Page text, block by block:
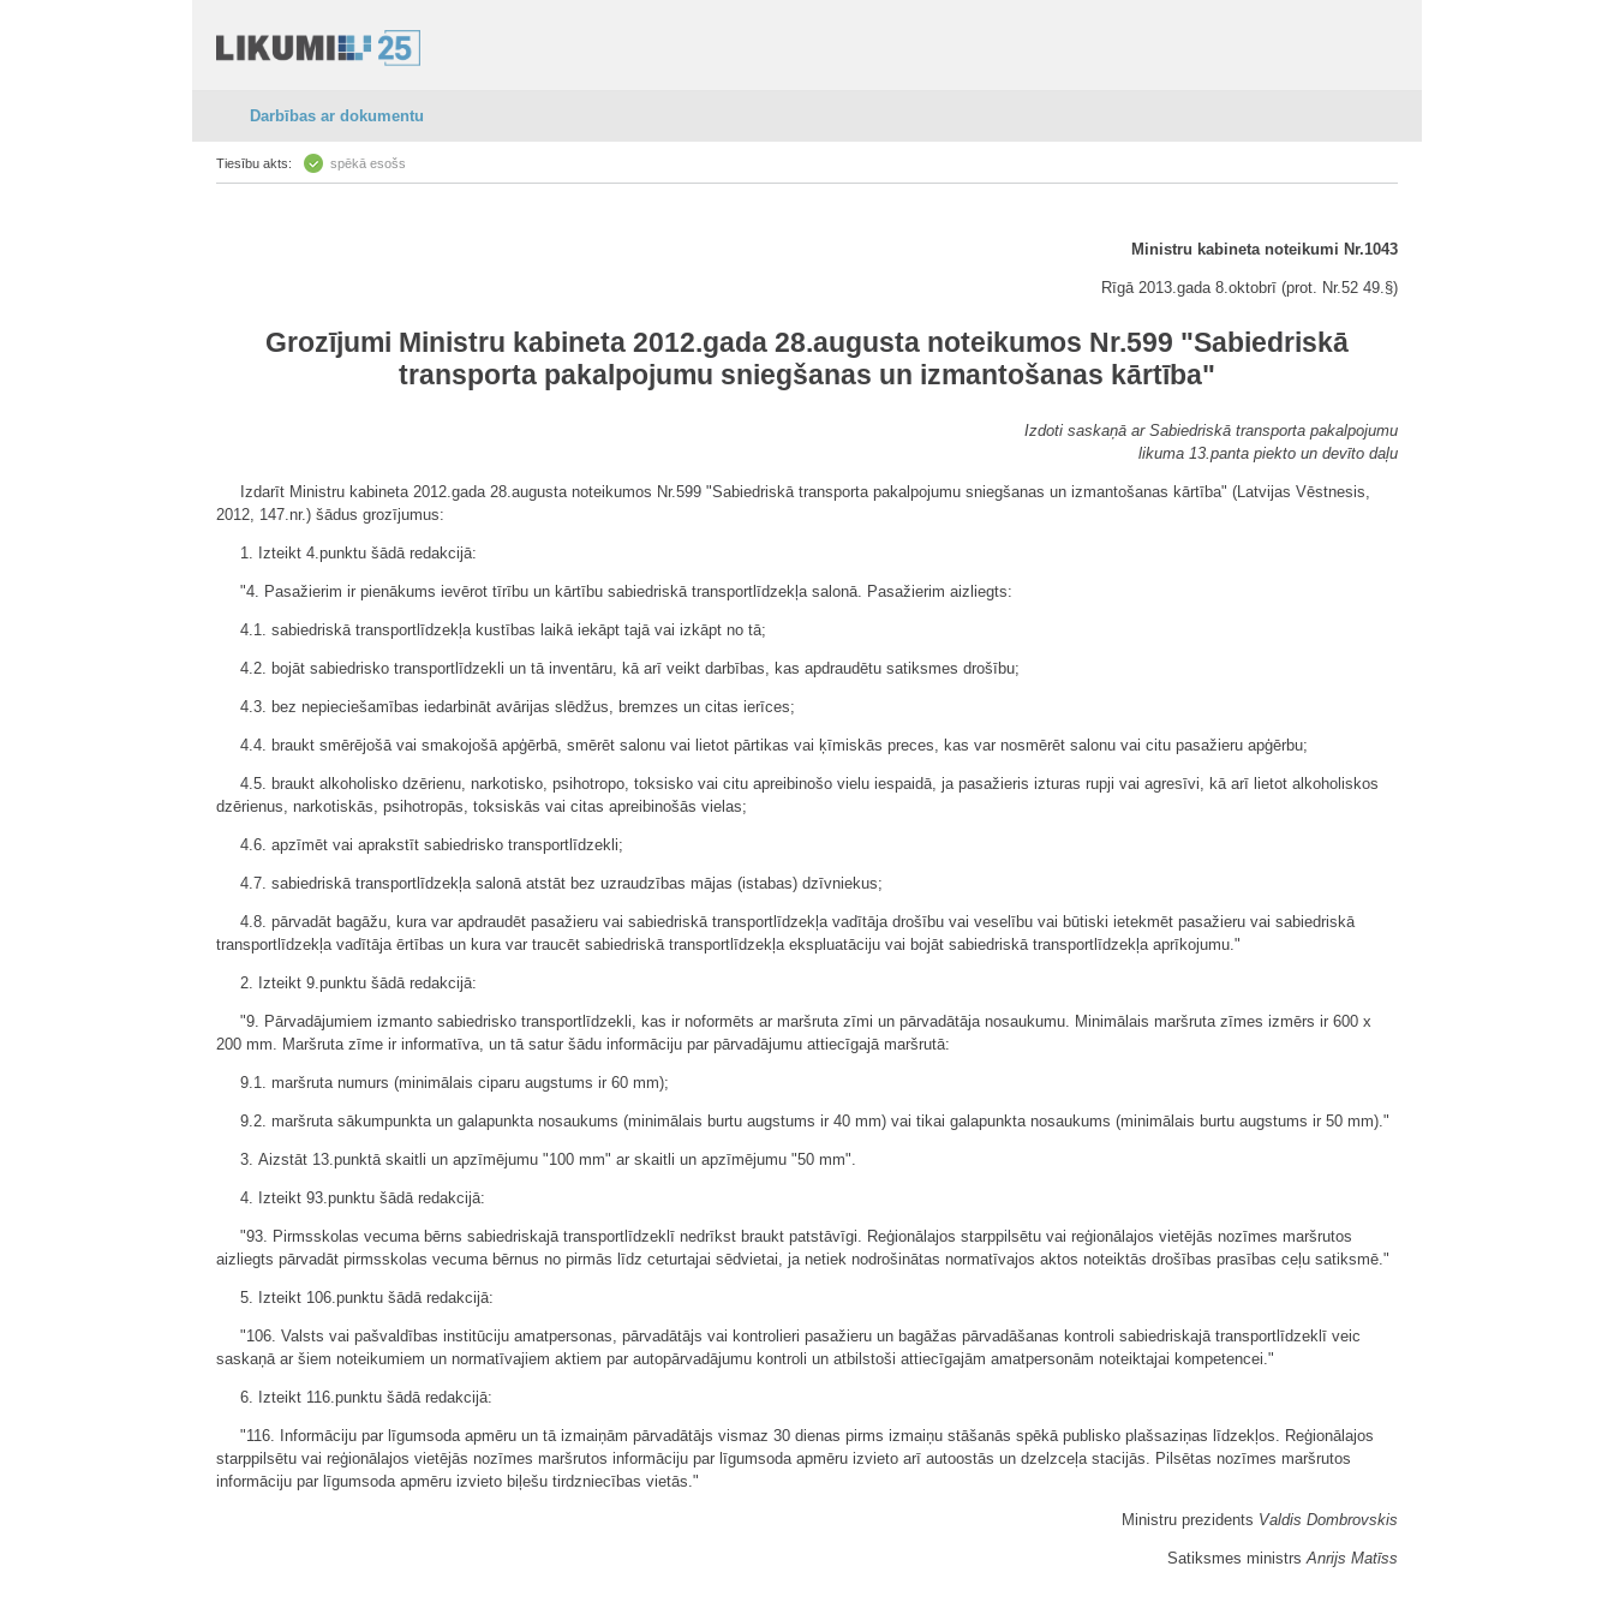
Darbības ar dokumentu
Tiesību akts: spēkā esošs
Ministru kabineta noteikumi Nr.1043
Rīgā 2013.gada 8.oktobrī (prot. Nr.52 49.§)
Grozījumi Ministru kabineta 2012.gada 28.augusta noteikumos Nr.599 "Sabiedriskā
transporta pakalpojumu sniegšanas un izmantošanas kārtība"
Izdoti saskaņā ar Sabiedriskā transporta pakalpojumu
likuma 13.panta piekto un devīto daļu
Izdarīt Ministru kabineta 2012.gada 28.augusta noteikumos Nr.599 "Sabiedriskā transporta pakalpojumu sniegšanas un izmantošanas kārtība" (Latvijas Vēstnesis,
2012, 147.nr.) šādus grozījumus:
1. Izteikt 4.punktu šādā redakcijā:
"4. Pasažierim ir pienākums ievērot tīrību un kārtību sabiedriskā transportlīdzekļa salonā. Pasažierim aizliegts:
4.1. sabiedriskā transportlīdzekļa kustības laikā iekāpt tajā vai izkāpt no tā;
4.2. bojāt sabiedrisko transportlīdzekli un tā inventāru, kā arī veikt darbības, kas apdraudētu satiksmes drošību;
4.3. bez nepieciešamības iedarbināt avārijas slēdžus, bremzes un citas ierīces;
4.4. braukt smērējošā vai smakojošā apģērbā, smērēt salonu vai lietot pārtikas vai ķīmiskās preces, kas var nosmērēt salonu vai citu pasažieru apģērbu;
4.5. braukt alkoholisko dzērienu, narkotisko, psihotropo, toksisko vai citu apreibinošo vielu iespaidā, ja pasažieris izturas rupji vai agresīvi, kā arī lietot alkoholiskos
dzērienus, narkotiskās, psihotropās, toksiskās vai citas apreibinošās vielas;
4.6. apzīmēt vai aprakstīt sabiedrisko transportlīdzekli;
4.7. sabiedriskā transportlīdzekļa salonā atstāt bez uzraudzības mājas (istabas) dzīvniekus;
4.8. pārvadāt bagāžu, kura var apdraudēt pasažieru vai sabiedriskā transportlīdzekļa vadītāja drošību vai veselību vai būtiski ietekmēt pasažieru vai sabiedriskā
transportlīdzekļa vadītāja ērtības un kura var traucēt sabiedriskā transportlīdzekļa ekspluatāciju vai bojāt sabiedriskā transportlīdzekļa aprīkojumu."
2. Izteikt 9.punktu šādā redakcijā:
"9. Pārvadājumiem izmanto sabiedrisko transportlīdzekli, kas ir noformēts ar maršruta zīmi un pārvadātāja nosaukumu. Minimālais maršruta zīmes izmērs ir 600 x
200 mm. Maršruta zīme ir informatīva, un tā satur šādu informāciju par pārvadājumu attiecīgajā maršrutā:
9.1. maršruta numurs (minimālais ciparu augstums ir 60 mm);
9.2. maršruta sākumpunkta un galapunkta nosaukums (minimālais burtu augstums ir 40 mm) vai tikai galapunkta nosaukums (minimālais burtu augstums ir 50 mm)."
3. Aizstāt 13.punktā skaitli un apzīmējumu "100 mm" ar skaitli un apzīmējumu "50 mm".
4. Izteikt 93.punktu šādā redakcijā:
"93. Pirmsskolas vecuma bērns sabiedriskajā transportlīdzeklī nedrīkst braukt patstāvīgi. Reģionālajos starppilsētu vai reģionālajos vietējās nozīmes maršrutos
aizliegts pārvadāt pirmsskolas vecuma bērnus no pirmās līdz ceturtajai sēdvietai, ja netiek nodrošinātas normatīvajos aktos noteiktās drošības prasības ceļu satiksmē."
5. Izteikt 106.punktu šādā redakcijā:
"106. Valsts vai pašvaldības institūciju amatpersonas, pārvadātājs vai kontrolieri pasažieru un bagāžas pārvadāšanas kontroli sabiedriskajā transportlīdzeklī veic
saskaņā ar šiem noteikumiem un normatīvajiem aktiem par autopārvadājumu kontroli un atbilstoši attiecīgajām amatpersonām noteiktajai kompetencei."
6. Izteikt 116.punktu šādā redakcijā:
"116. Informāciju par līgumsoda apmēru un tā izmaiņām pārvadātājs vismaz 30 dienas pirms izmaiņu stāšanās spēkā publisko plašsaziņas līdzekļos. Reģionālajos
starppilsētu vai reģionālajos vietējās nozīmes maršrutos informāciju par līgumsoda apmēru izvieto arī autoostās un dzelzceļa stacijās. Pilsētas nozīmes maršrutos
informāciju par līgumsoda apmēru izvieto biļešu tirdzniecības vietās."
Ministru prezidents Valdis Dombrovskis
Satiksmes ministrsAnrijs Matīss